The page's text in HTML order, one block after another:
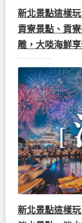
新北景點這樣
貢寮景點、貢
雕，大啖海鮮
新北景點這樣